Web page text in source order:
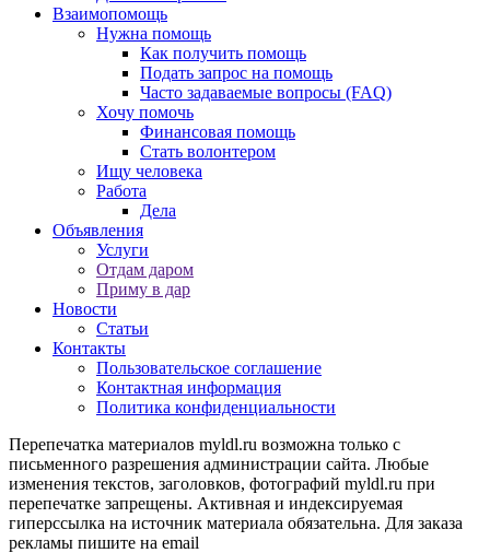
Взаимопомощь
Нужна помощь
Как получить помощь
Подать запрос на помощь
Часто задаваемые вопросы (FAQ)
Хочу помочь
Финансовая помощь
Стать волонтером
Ищу человека
Работа
Дела
Объявления
Услуги
Отдам даром
Приму в дар
Новости
Статьи
Контакты
Пользовательское соглашение
Контактная информация
Политика конфиденциальности
Перепечатка материалов myldl.ru возможна только с
письменного разрешения администрации сайта. Любые
изменения текстов, заголовков, фотографий myldl.ru при
перепечатке запрещены. Активная и индексируемая
гиперссылка на источник материала обязательна. Для заказа
рекламы пишите на еmail